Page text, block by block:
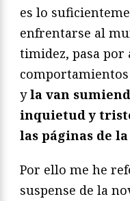
es lo
enfrentarse al
timidez, pasa por
comportamientos
yla van
inquietud y
las páginas de
Por ello me he
suspense de la